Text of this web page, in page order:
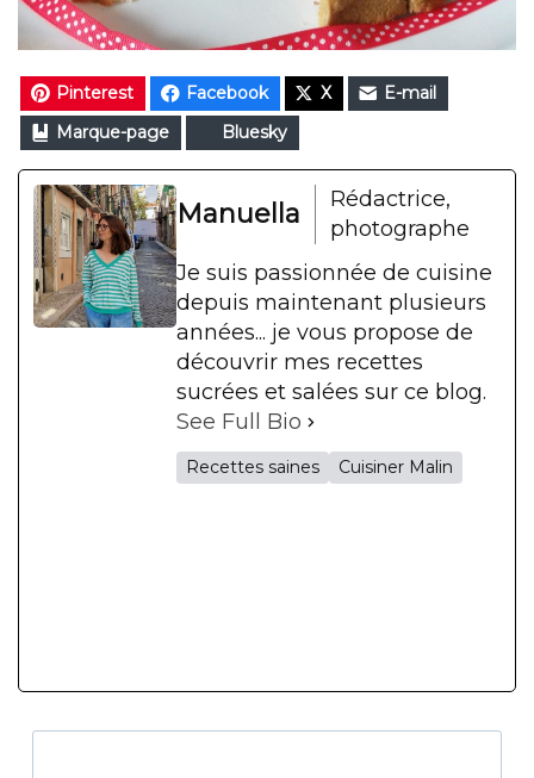
Pinterest Facebook X
E-mail
Marque-page
Bluesky
Manuella
Rédactrice,
photographe
Je suis passionnée de cuisine
depuis maintenant plusieurs
années... je vous propose de
découvrir mes recettes
sucrées et salées sur ce blog.
See Full Bio
Recettes saines Cuisiner Malin